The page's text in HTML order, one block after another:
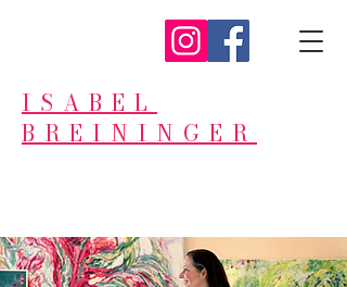
ISABEL
BREININGER